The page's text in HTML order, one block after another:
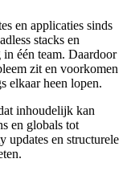
en applicaties sinds
stacks en
één team. Daardoor
zit en voorkomen
elkaar heen lopen.
inhoudelijk kan
en globals tot
updates en structurele